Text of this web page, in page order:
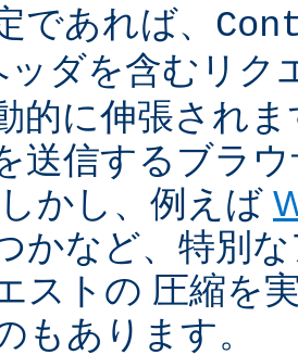
であれば、
ッダを含むリク
的に伸張され
送信するブラ
かし、例えば
かなど、特別
ストの 圧縮を
もあります。